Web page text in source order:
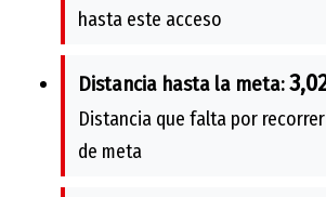
hasta este acceso
Distancia hasta la meta:
Distancia que falta por
de meta